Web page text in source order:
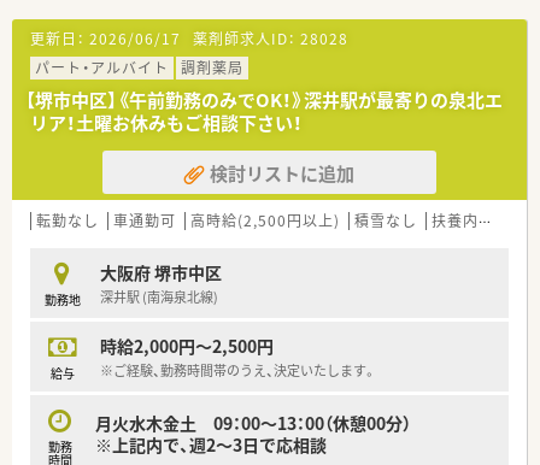
■新卒を定期的に採用しており、OJTを中心に未経験からでも学
べる環境が整っています。
【こんな方にオススメ】
■未経験からでも、精神科の専門知識を深く学びたいという意欲
のある方に最適です。
■年間休日124日で当直もないため、家庭との両立を目指す方に
おすすめです。
■ゆとりある人員配置のもと、患者様一人ひとりとじっくり向き
合いたい方です。
更新日： 2026/06/17 薬剤師求人ID： 28028
パート・アルバイト
調剤薬局
【堺市中区】《午前勤務のみでOK！》深井駅が最寄りの泉北エ
リア！土曜お休みもご相談下さい！
検討リストに追加
転勤なし 車通勤可 高時給(2,500円以上) 積雪なし 扶養内勤務OK
勤務地
大阪府 堺市中区
深井駅 (南海泉北線)
給与
時給2,000円～2,500円
※ご経験、勤務時間帯のうえ、決定いたします。
勤務
時間
月火水木金土 09：00～13：00（休憩00分）
※上記内で、週2～3日で応相談